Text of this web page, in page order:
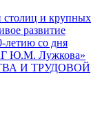
и крупных
развитие
летию со дня
Ю.М. Лужкова»
И ТРУДОВОЙ